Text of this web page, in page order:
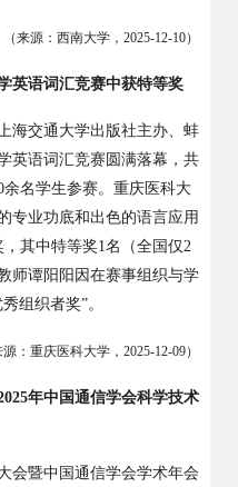
（来源：西南大学， 2025-12-10）
英语词汇竞赛中获特等奖
海交通大学出版社主办、蚌
英语词汇竞赛圆满落幕，共
余名学生参赛。重庆医科大
专业功底和出色的语言应用
其中特等奖1名（全国仅2
师谭阳阳因在赛事组织与学
组织者奖”。
源：重庆医科大学， 2025-12-09）
年中国通信学会科学技术
会暨中国通信学会学术年会